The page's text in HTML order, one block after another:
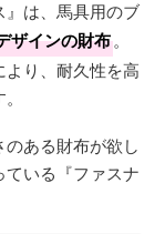
』は、馬具用のブ
ザインの財布。
り、耐久性を高
ある財布が欲し
いる『ファスナ